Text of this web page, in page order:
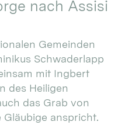
nach Assisi
Gemeinden
Schwaderlapp
mit Ingbert
des Heiligen
das Grab von
Gläubige anspricht.